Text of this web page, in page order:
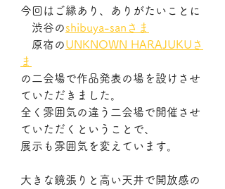
今回はご縁あり、ありがたいことに
渋谷のshibuya-sanさま
原宿のUNKNOWN HARAJUKUさ
ま
の二会場で作品発表の場を設けさせ
ていただきました。
全く雰囲気の違う二会場で開催させ
ていただくということで、
展示も雰囲気を変えています。
大きな鏡張りと高い天井で開放感の